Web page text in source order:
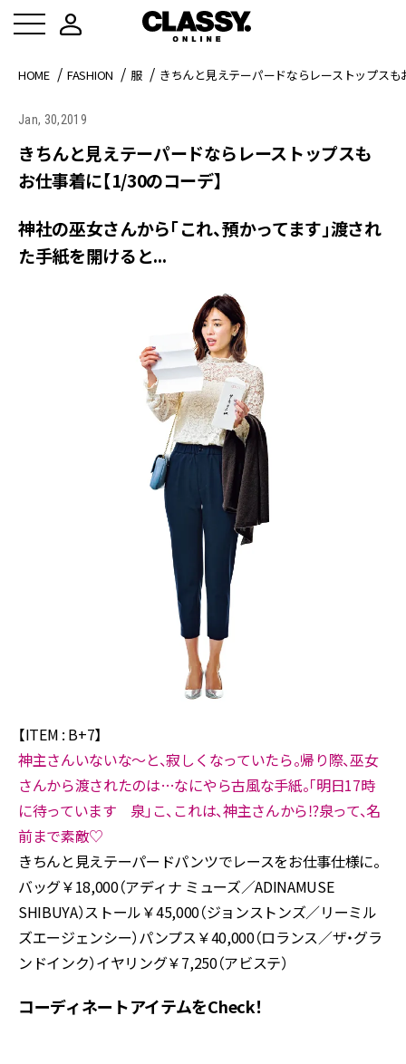
HOME FASHION 服 きちんと見えテーパードならレーストップス
Jan, 30,2019
きちんと見えテーパードならレーストップスも
お仕事着に【1/30のコーデ】
神社の巫女さんから「これ、預かってます」渡され
た手紙を開けると...
【ITEM : B+7】
神主さんいないな～と、寂しくなっていたら。帰り際、巫女
さんから渡されたのは…なにやら古風な手紙。「明日17時
に待っています 泉」こ、これは、神主さんから⁉泉って、名
前まで素敵♡
きちんと見えテーパードパンツでレースをお仕事仕様に。
バッグ￥18,000（アディナ ミューズ／ADINAMUSE
SHIBUYA）ストール￥45,000（ジョンストンズ／リーミル
ズエージェンシー）パンプス￥40,000（ロランス／ザ・グラ
ンドインク）イヤリング￥7,250（アビステ）
コーディネートアイテムをCheck！